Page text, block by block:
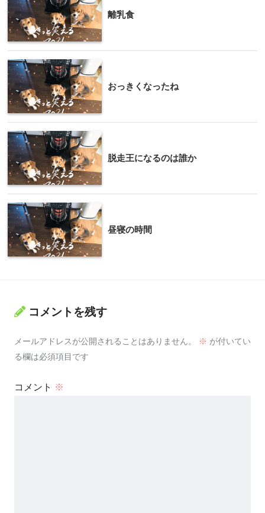
離乳食
おっきくなったね
脱走王になるのは誰か
昼寝の時間
コメントを残す
メールアドレスが公開されることはありません。 ※ が付いてい
る欄は必須項目です
コメント ※